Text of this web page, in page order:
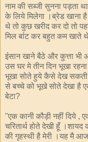
नाम की सब्जी सुनना पड़ता
के लिये मिलेगा ।ब्रेड खाना
थे तो कुछ खरीद कर दो तो
मिल बांंट कर बहुत कम खाते
इंंसान खाने बैठे और कुत्ता भी
उस घर मे तीन दिन भूखा
भूखा सोते हुये कैसे देख
से बच्चे को भूखे सोते देखा है
बेटा?
"एक कानी कौड़ी नहीं दिये ,
चरितार्थ होते देखी हूँ
की गृहस्थी है मेरी ।यह मै